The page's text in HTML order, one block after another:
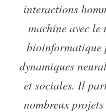
interactions
machine avec
bioinformatique
dynamiques
et sociales. Il
nombreux